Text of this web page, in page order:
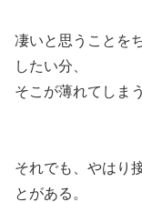
凄いと思うことを
したい分、
そこが薄れてしま
それでも、やはり
とがある。